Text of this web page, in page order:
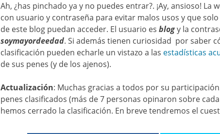
Ah, ¿has pinchado ya y no puedes entrar?. ¡Ay, ansioso! La
con usuario y contraseña para evitar malos usos y que
de este blog puedan acceder. El usuario es blogy la
soymayordeedad. Si además tienen curiosidad por saber
clasificación pueden echarle un vistazo a las estadísticas
de sus penes (y de los ajenos).
Actualización: Muchas gracias a todos por su
penes clasificados (más de 7 personas opinaron sobre
hemos cerrado la clasificación. En breve tendremos el